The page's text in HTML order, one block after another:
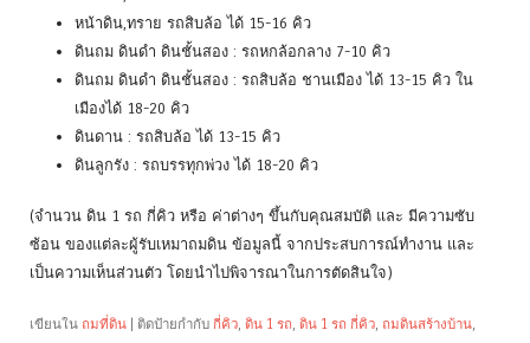
หน้าดิน,ทราย รถสิบล้อ ได้ 15-16 คิว
ดินถม ดินดำ ดินชั้นสอง : รถหกล้อกลาง 7-10 คิว
ดินถม ดินดำ ดินชั้นสอง : รถสิบล้อ ชานเมือง ได้ 13-15 คิว ใน
เมืองได้ 18-20 คิว
ดินดาน : รถสิบล้อ ได้ 13-15 คิว
ดินลูกรัง : รถบรรทุกพ่วง ได้ 18-20 คิว
(จำนวน ดิน 1 รถ กี่คิว หรือ ค่าต่างๆ ขึ้นกับคุณสมบัติ และ มีความซับ
ซ้อน ของแต่ละผู้รับเหมาถมดิน ข้อมูลนี้ จากประสบการณ์ทำงาน และ
เป็นความเห็นส่วนตัว โดยนำไปพิจารณาในการตัดสินใจ)
เขียนใน ถมที่ดิน ติดป้ายกำกับ กี่คิว, ดิน 1 รถ, ดิน 1 รถ กี่คิว, ถมดินสร้างบ้าน,